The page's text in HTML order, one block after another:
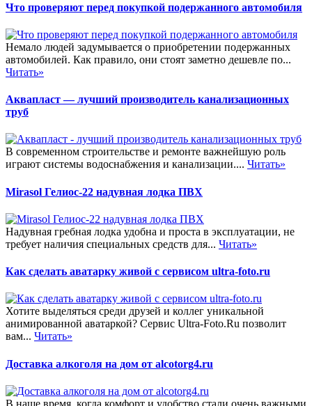
Что проверяют перед покупкой подержанного автомобиля
Немало людей задумывается о приобретении подержанных
автомобилей. Как правило, они стоят заметно дешевле по...
Читать»
Аквапласт — лучший производитель канализационных
труб
В современном строительстве и ремонте важнейшую роль
играют системы водоснабжения и канализации.... Читать»
Mirasol Гелиос-22 надувная лодка ПВХ
Надувная гребная лодка удобна и проста в эксплуатации, не
требует наличия специальных средств для... Читать»
Как сделать аватарку живой с сервисом ultra-foto.ru
Хотите выделяться среди друзей и коллег уникальной
анимированной аватаркой? Сервис Ultra-Foto.Ru позволит
вам... Читать»
Доставка алкоголя на дом от alcotorg4.ru
В наше время, когда комфорт и удобство стали очень важными